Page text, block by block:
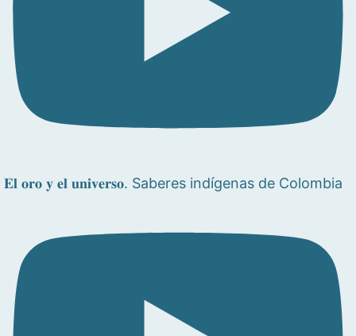
𝐄𝐥 𝐨𝐫𝐨 𝐲 𝐞𝐥 𝐮𝐧𝐢𝐯𝐞𝐫𝐬𝐨. Saberes indígenas de Colombia